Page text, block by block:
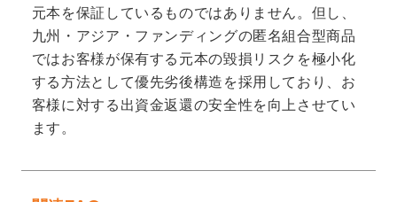
よくあるご質問
お知らせ
元本を保証しているものではありません。但し、
九州・アジア・ファンディングの匿名組合型商品
ではお客様が保有する元本の毀損リスクを極小化
する方法として優先劣後構造を採用しており、お
客様に対する出資金返還の安全性を向上させてい
ます。